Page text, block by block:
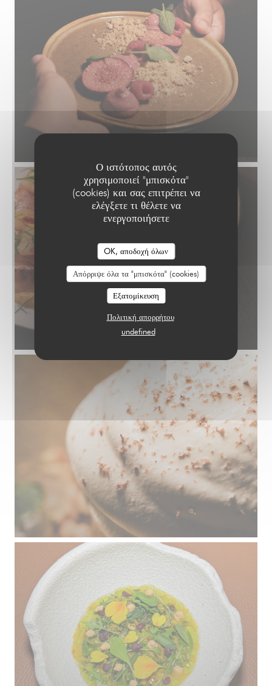
Ο ιστότοπος αυτός
χρησιμοποιεί "μπισκότα"
(cookies) και σας επιτρέπει να
ελέγξετε τι θέλετε να
ενεργοποιήσετε
OK, αποδοχή όλων
Απόρριψε όλα τα "μπισκότα" (cookies)
Εξατομίκευση
Πολιτική απορρήτου
undefined